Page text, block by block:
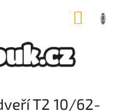
T2 10/62-